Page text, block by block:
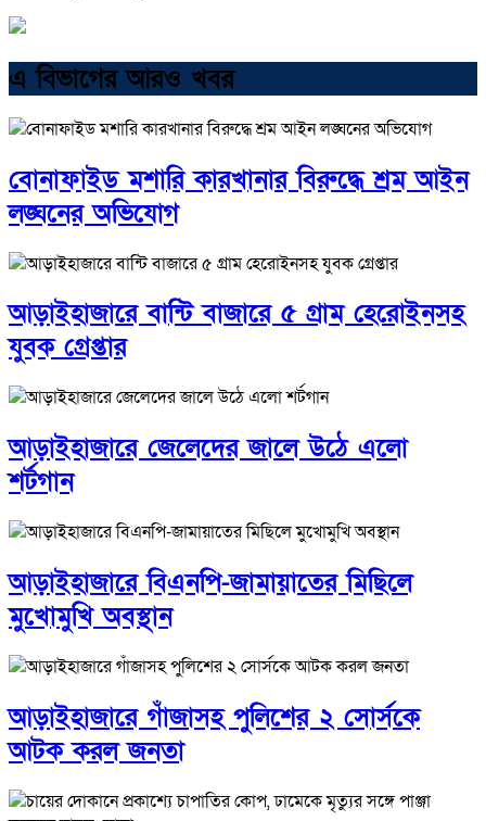
এ বিভাগের আরও খবর
বোনাফাইড মশারি কারখানার বিরুদ্ধে শ্রম আইন
লঙ্ঘনের অভিযোগ
আড়াইহাজারে বান্টি বাজারে ৫ গ্রাম হেরোইনসহ
যুবক গ্রেপ্তার
আড়াইহাজারে জেলেদের জালে উঠে এলো
শর্টগান
আড়াইহাজারে বিএনপি-জামায়াতের মিছিলে
মুখোমুখি অবস্থান
আড়াইহাজারে গাঁজাসহ পুলিশের ২ সোর্সকে
আটক করল জনতা